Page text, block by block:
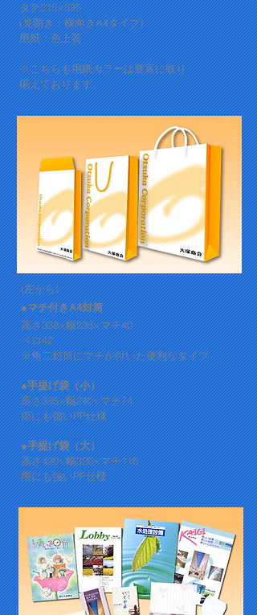
タテ215×595
(見開き：横向きA4タイプ)
用紙：色上質
​※こちらも用紙カラーは豊富に取り
揃えております。
(左から)
●マチ付きA4封筒
高さ338×幅238×マチ40
ベロ42
※角二封筒にマチが付いた便利なタイプ
●手提げ袋（小）
高さ395×幅240×マチ74
雨にも強いPP仕様
●手提げ袋（大）
高さ420×幅320×マチ116
雨にも強いPP仕様